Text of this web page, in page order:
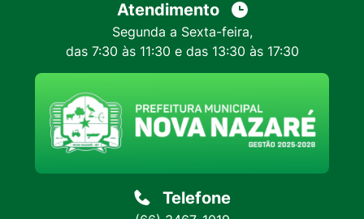
Atendimento
Segunda a Sexta-feira,
das 7:30 às 11:30 e das 13:30 às 17:30
Telefone